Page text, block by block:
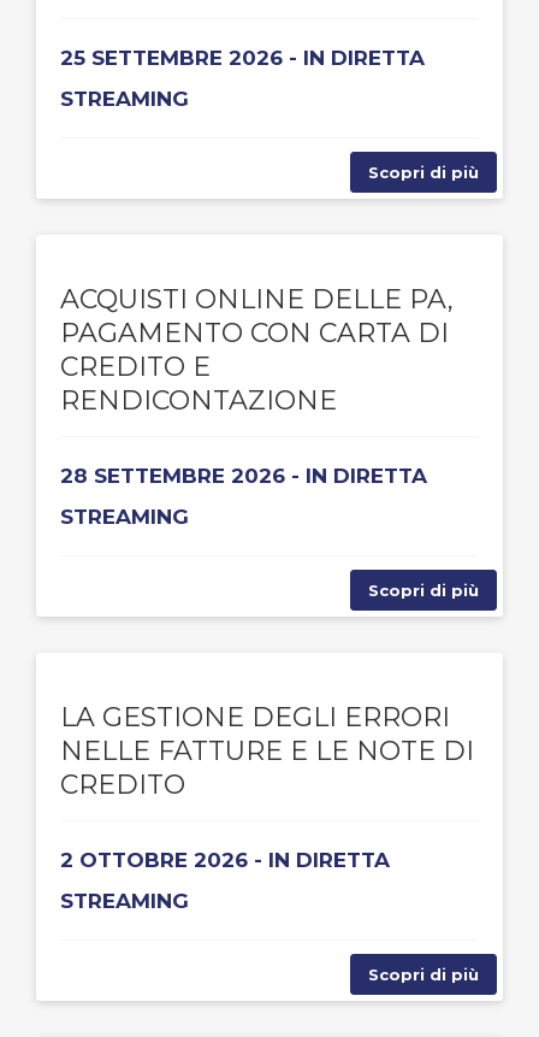
25 SETTEMBRE 2026 - IN DIRETTA
STREAMING
Scopri di più
ACQUISTI ONLINE DELLE PA,
PAGAMENTO CON CARTA DI
CREDITO E
RENDICONTAZIONE
28 SETTEMBRE 2026 - IN DIRETTA
STREAMING
Scopri di più
LA GESTIONE DEGLI ERRORI
NELLE FATTURE E LE NOTE DI
CREDITO
2 OTTOBRE 2026 - IN DIRETTA
STREAMING
Scopri di più